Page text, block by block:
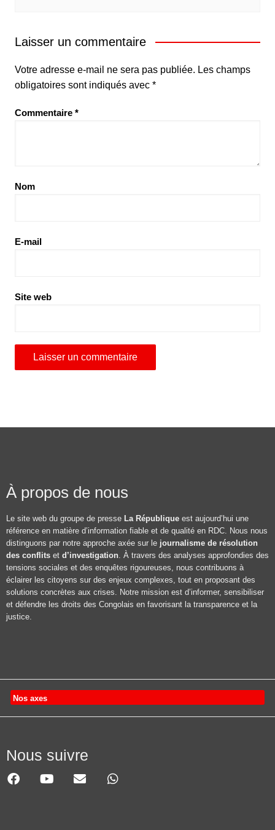
Laisser un commentaire
Votre adresse e-mail ne sera pas publiée. Les champs
obligatoires sont indiqués avec *
Commentaire *
Nom
E-mail
Site web
À propos de nous
Le site web du groupe de presse La République est aujourd’hui une
référence en matière d’information fiable et de qualité en RDC. Nous nous
distinguons par notre approche axée sur le journalisme de résolution
des conflits et d’investigation. À travers des analyses approfondies des
tensions sociales et des enquêtes rigoureuses, nous contribuons à
éclairer les citoyens sur des enjeux complexes, tout en proposant des
solutions concrètes aux crises. Notre mission est d’informer, sensibiliser
et défendre les droits des Congolais en favorisant la transparence et la
justice.
Nos axes
Nous suivre